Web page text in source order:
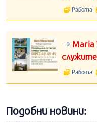
Работа
Maria
Работа
Подобни новини: